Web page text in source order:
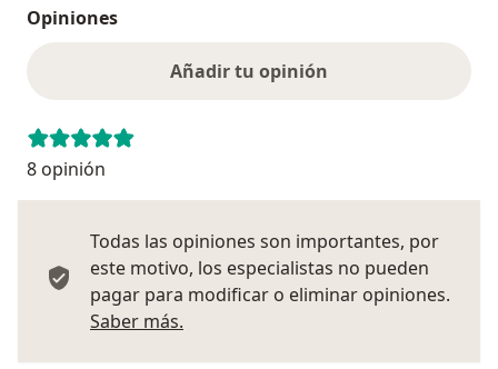
Opiniones
Añadir tu opinión
8 opinión
Todas las opiniones son importantes, por
este motivo, los especialistas no pueden
pagar para modificar o eliminar opiniones.
Saber más.